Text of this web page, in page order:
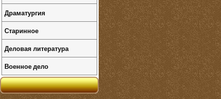
Драматургия
Старинное
Деловая литература
Военное дело